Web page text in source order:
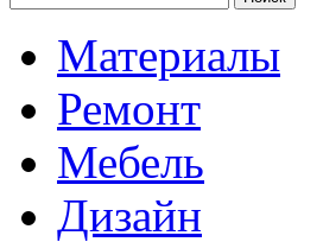
Материалы
Ремонт
Мебель
Дизайн